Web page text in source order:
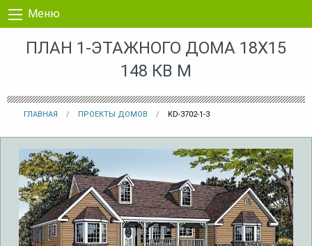
Перейти к контенту
Меню
ПЛАН 1-ЭТАЖНОГО ДОМА 18X15
148 КВ М
ГЛАВНАЯ ПРОЕКТЫ ДОМОВ KD-3702-1-3